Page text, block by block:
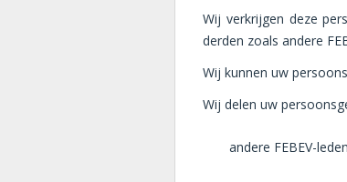
Wij verkrijgen deze
derden zoals andere
Wij kunnen uw
Wij delen uw
andere FEBEV-leden